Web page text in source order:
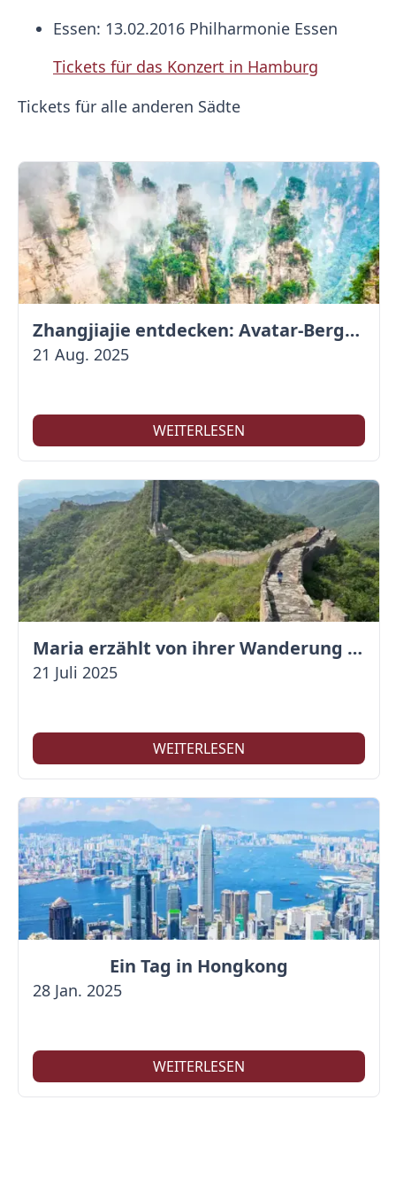
Essen: 13.02.2016 Philharmonie Essen
Tickets für das Konzert in Hamburg
Tickets für alle anderen Sädte
Zhangjiajie entdecken: Avatar-Berge & Altstadt von Fenghuang
21 Aug. 2025
WEITERLESEN
Maria erzählt von ihrer Wanderung auf der Großen Mauer
21 Juli 2025
WEITERLESEN
Ein Tag in Hongkong
28 Jan. 2025
WEITERLESEN